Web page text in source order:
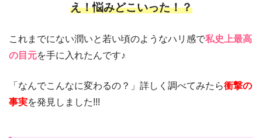
え！悩みどこいった！？
これまでにない潤いと若い頃のようなハリ感で私史上最高
の目元を手に入れたんです♪
「なんでこんなに変わるの？」詳しく調べてみたら衝撃の
事実を発見しました!!!